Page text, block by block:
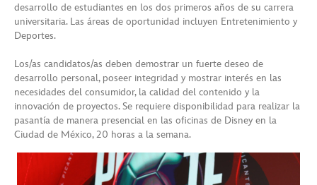
desarrollo de estudiantes en los dos primeros años de su carrera
universitaria. Las áreas de oportunidad incluyen Entretenimiento y
Deportes.
Los/as candidatos/as deben demostrar un fuerte deseo de
desarrollo personal, poseer integridad y mostrar interés en las
necesidades del consumidor, la calidad del contenido y la
innovación de proyectos. Se requiere disponibilidad para realizar la
pasantía de manera presencial en las oficinas de Disney en la
Ciudad de México, 20 horas a la semana.